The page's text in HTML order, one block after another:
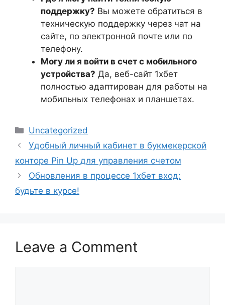
поддержку? Вы можете обратиться в
техническую поддержку через чат на
сайте, по электронной почте или по
телефону.
Могу ли я войти в счет с мобильного
устройства? Да, веб-сайт 1хбет
полностью адаптирован для работы на
мобильных телефонах и планшетах.
Uncategorized
Удобный личный кабинет в букмекерской
конторе Pin Up для управления счетом
Обновления в процессе 1хбет вход:
будьте в курсе!
Leave a Comment